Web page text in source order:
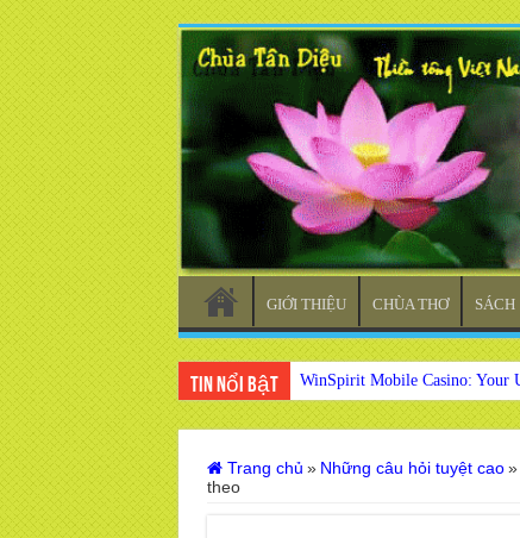
GIỚI THIỆU CHÙA THƠ SÁCH
Tin nổi bật WinSpirit Mobile Casino: Your
Trang chủ » Những câu hỏi tuyệt cao »
theo